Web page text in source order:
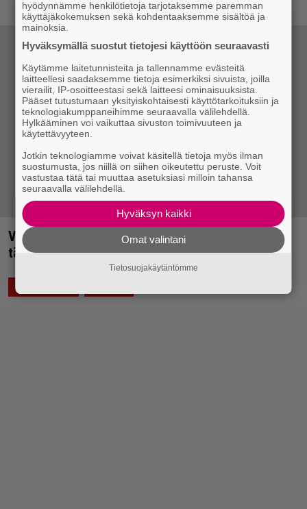
Varaslähtö juhannukseen – Olavi Uusivirran
tähdittämä Valtterin talvirieha sanoin ja kuvin
ELÄVÄ MUSIIKKI
hyödynnämme henkilötietoja tarjotaksemme paremman
käyttäjäkokemuksen sekä kohdentaaksemme sisältöä ja
mainoksia.
Hyväksymällä suostut tietojesi käyttöön seuraavasti
Käytämme laitetunnisteita ja tallennamme evästeitä
laitteellesi saadaksemme tietoja esimerkiksi sivuista, joilla
vierailit, IP-osoitteestasi sekä laitteesi ominaisuuksista.
Pääset tutustumaan yksityiskohtaisesti käyttötarkoituksiin ja
teknologiakumppaneihimme seuraavalla välilehdellä.
Hylkääminen voi vaikuttaa sivuston toimivuuteen ja
käytettävyyteen.
Jotkin teknologiamme voivat käsitellä tietoja myös ilman
suostumusta, jos niillä on siihen oikeutettu peruste. Voit
vastustaa tätä tai muuttaa asetuksiasi milloin tahansa
seuraavalla välilehdellä.
Hyväksyn kaikki
Omat valintani
Tietosuojakäytäntömme